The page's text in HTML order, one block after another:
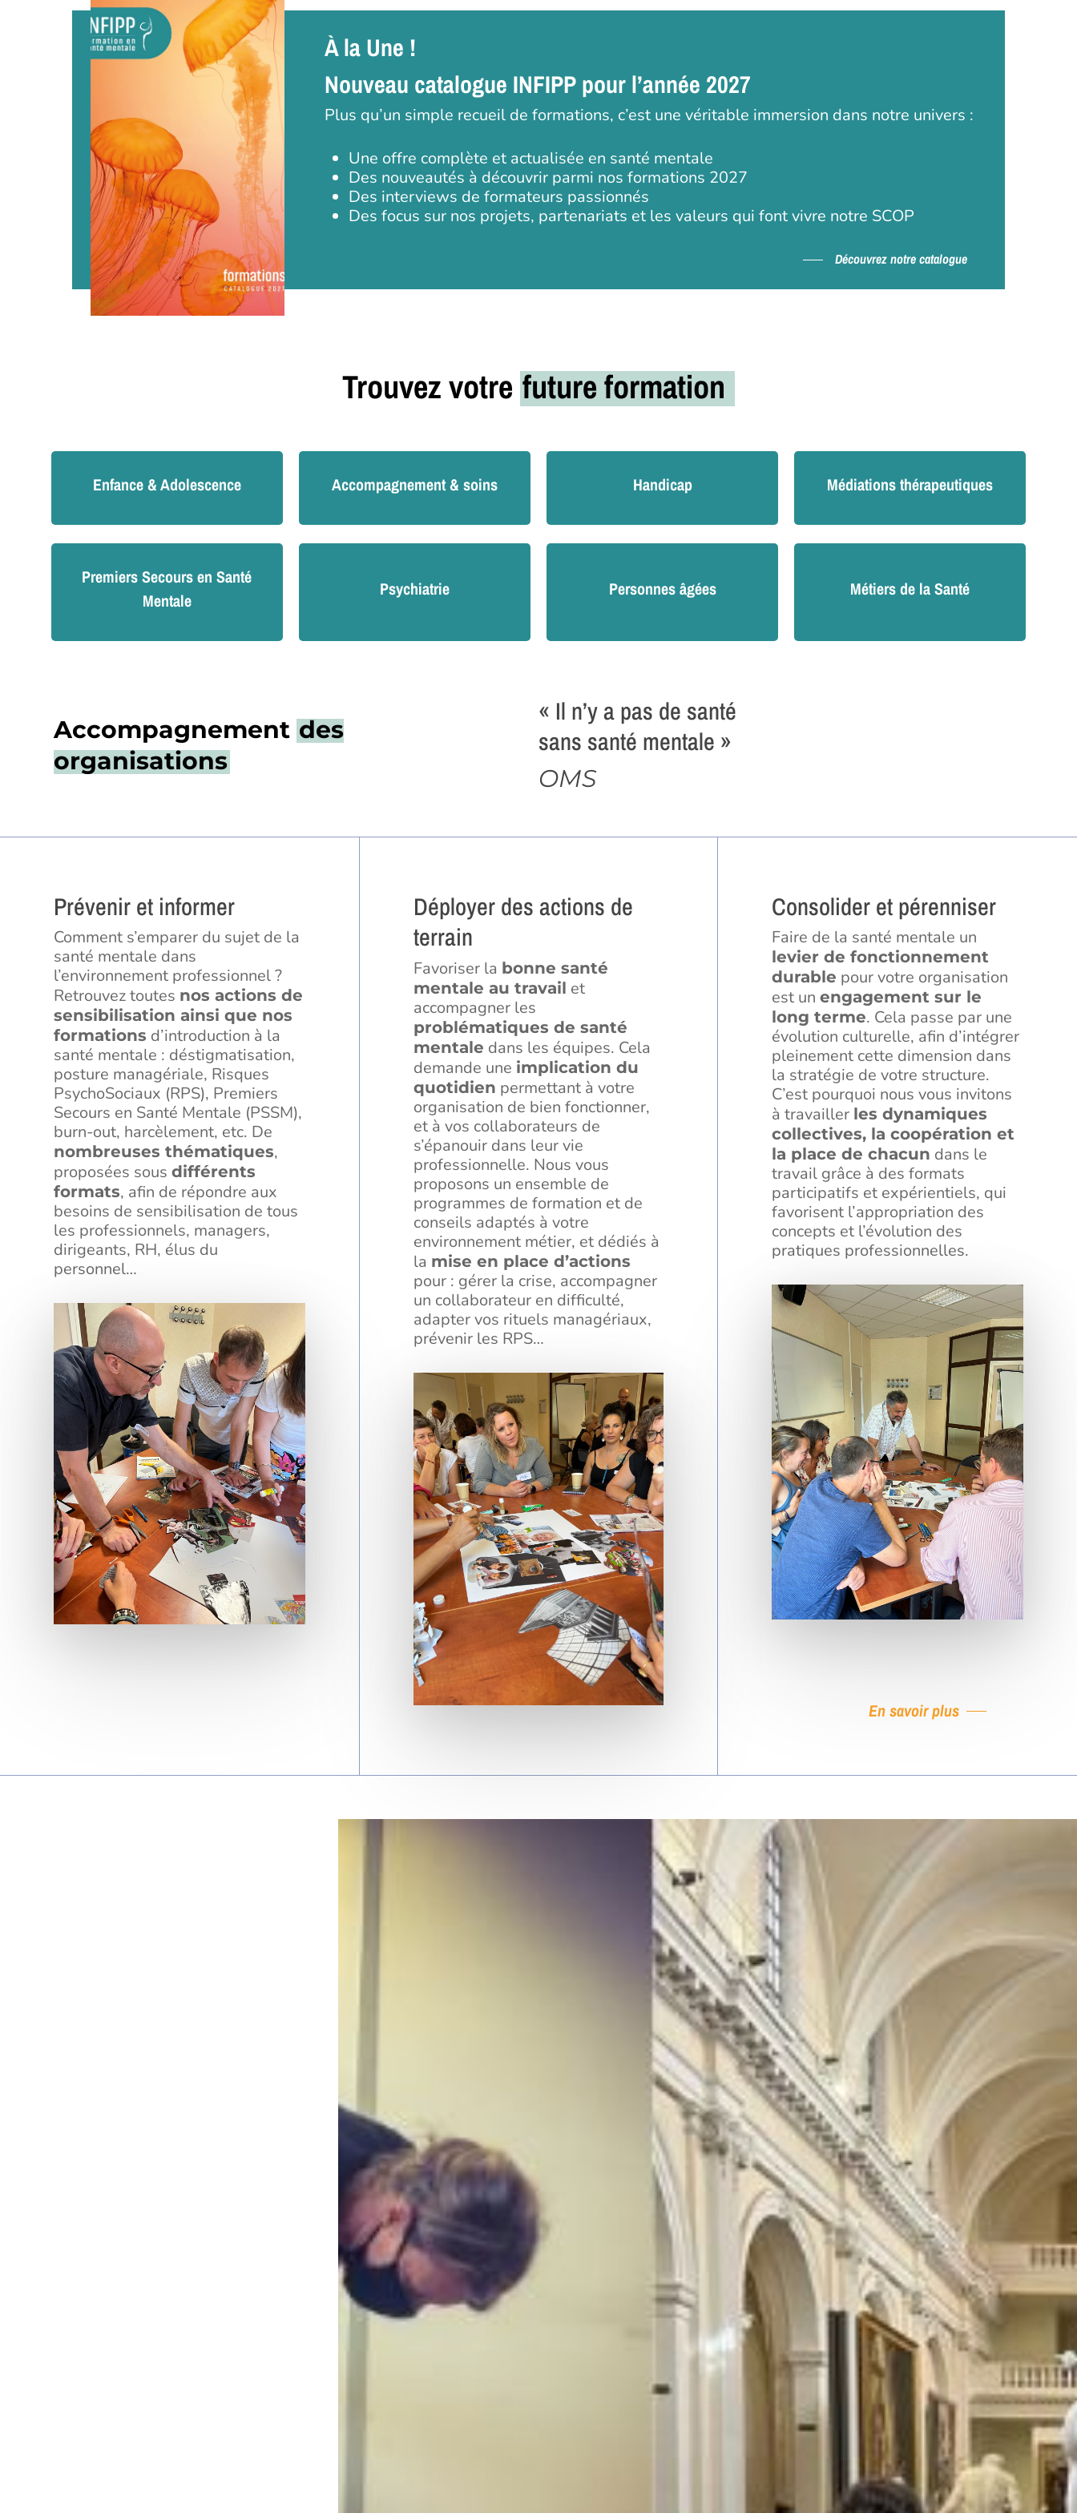
Appuyez sur Entrée pour une recherche ou ESC pour fermer
À la Une !
Nouveau catalogue INFIPP pour l’année 2027
Plus qu’un simple recueil de formations, c’est une véritable immersion dans notre univers :
Une offre complète et actualisée en santé mentale
Des nouveautés à découvrir parmi nos formations 2027
Des interviews de formateurs passionnés
Des focus sur nos projets, partenariats et les valeurs qui font vivre notre SCOP
Découvrez notre catalogue
Trouvez votre future formation
Enfance & Adolescence Accompagnement & soins Handicap Médiations thérapeutiques
Premiers Secours en Santé
Mentale
Psychiatrie Personnes âgées Métiers de la Santé
Accompagnement des
organisations
« Il n’y a pas de santé
sans santé mentale »
OMS
Prévenir et informer
Comment s’emparer du sujet de la
santé mentale dans
l’environnement professionnel ?
Retrouvez toutes nos actions de
sensibilisation ainsi que nos
formations d’introduction à la
santé mentale : déstigmatisation,
posture managériale, Risques
PsychoSociaux (RPS), Premiers
Secours en Santé Mentale (PSSM),
burn-out, harcèlement, etc. De
nombreuses thématiques,
proposées sousdifférents
formats, afin de répondre aux
besoins de sensibilisation de tous
les professionnels, managers,
dirigeants, RH, élus du
personnel…
Déployer des actions de
terrain
Favoriser la bonne santé
mentale au travail et
accompagner les
problématiques de santé
mentale dans les équipes. Cela
demande une implication du
quotidien permettant à votre
organisation de bien fonctionner,
et à vos collaborateurs de
s’épanouir dans leur vie
professionnelle. Nous vous
proposons un ensemble de
programmes de formation et de
conseils adaptés à votre
environnement métier, et dédiés à
la mise en place d’actions
pour : gérer la crise, accompagner
un collaborateur en difficulté,
adapter vos rituels managériaux,
prévenir les RPS…
Consolider et pérenniser
Faire de la santé mentale un
levier de fonctionnement
durable pour votre organisation
est unengagement sur le
long terme. Cela passe par une
évolution culturelle, afin d’intégrer
pleinement cette dimension dans
la stratégie de votre structure.
C’est pourquoi nous vous invitons
à travailler les dynamiques
collectives, la coopération et
la place de chacun dans le
travail grâce à des formats
participatifs et expérientiels, qui
favorisent l’appropriation des
concepts et l’évolution des
pratiques professionnelles.
En savoir plus